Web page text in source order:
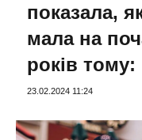
показала,
мала на
років тому:
23.02.2024 11:24